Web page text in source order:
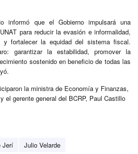
informó que el Gobierno impulsará una
para reducir la evasión e informalidad,
y fortalecer la equidad del sistema fiscal.
garantizar la estabilidad, promover la
sostenido en beneficio de todas las
la ministra de Economía y Finanzas,
el gerente general del BCRP, Paul Castillo
Jerí Julio Velarde